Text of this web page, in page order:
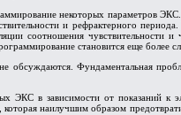
некоторых параметров
и рефрактерного
соотношения чувствительности
становится еще
обсуждаются. Фундаментальная
ЭКС в зависимости от показаний к
наилучшим образом